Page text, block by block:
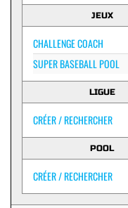
JEUX
CHALLENGE COACH
SUPER BASEBALL POOL
LIGUE
CRÉER / RECHERCHER
POOL
CRÉER / RECHERCHER